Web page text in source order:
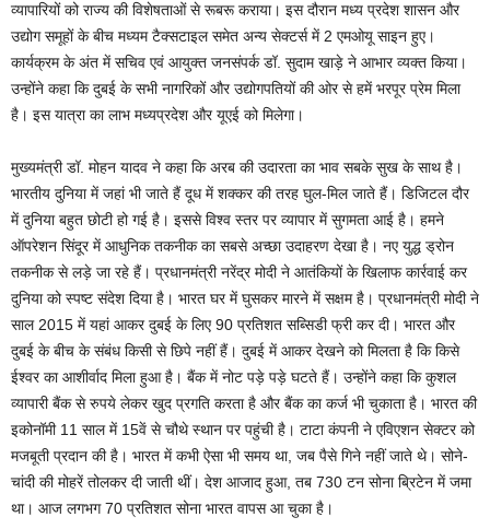
व्यापारियों को राज्य की विशेषताओं से रूबरू कराया। इस दौरान मध्य प्रदेश शासन और
उद्योग समूहों के बीच मध्यम टैक्सटाइल समेत अन्य सेक्टर्स में 2 एमओयू साइन हुए।
कार्यक्रम के अंत में सचिव एवं आयुक्त जनसंपर्क डॉ. सुदाम खाड़े ने आभार व्यक्त किया।
उन्होंने कहा कि दुबई के सभी नागरिकों और उद्योगपतियों की ओर से हमें भरपूर प्रेम मिला
है। इस यात्रा का लाभ मध्यप्रदेश और यूएई को मिलेगा।
मुख्यमंत्री डॉ. मोहन यादव ने कहा कि अरब की उदारता का भाव सबके सुख के साथ है।
भारतीय दुनिया में जहां भी जाते हैं दूध में शक्कर की तरह घुल-मिल जाते हैं। डिजिटल दौर
में दुनिया बहुत छोटी हो गई है। इससे विश्व स्तर पर व्यापार में सुगमता आई है। हमने
ऑपरेशन सिंदूर में आधुनिक तकनीक का सबसे अच्छा उदाहरण देखा है। नए युद्ध ड्रोन
तकनीक से लड़े जा रहे हैं। प्रधानमंत्री नरेंद्र मोदी ने आतंकियों के खिलाफ कार्रवाई कर
दुनिया को स्पष्ट संदेश दिया है। भारत घर में घुसकर मारने में सक्षम है। प्रधानमंत्री मोदी ने
साल 2015 में यहां आकर दुबई के लिए 90 प्रतिशत सब्सिडी फ्री कर दी। भारत और
दुबई के बीच के संबंध किसी से छिपे नहीं हैं। दुबई में आकर देखने को मिलता है कि किसे
ईश्वर का आशीर्वाद मिला हुआ है। बैंक में नोट पड़े पड़े घटते हैं। उन्होंने कहा कि कुशल
व्यापारी बैंक से रुपये लेकर खुद प्रगति करता है और बैंक का कर्ज भी चुकाता है। भारत की
इकोनॉमी 11 साल में 15वें से चौथे स्थान पर पहुंची है। टाटा कंपनी ने एविएशन सेक्टर को
मजबूती प्रदान की है। भारत में कभी ऐसा भी समय था, जब पैसे गिने नहीं जाते थे। सोने-
चांदी की मोहरें तोलकर दी जाती थीं। देश आजाद हुआ, तब 730 टन सोना ब्रिटेन में जमा
था। आज लगभग 70 प्रतिशत सोना भारत वापस आ चुका है।